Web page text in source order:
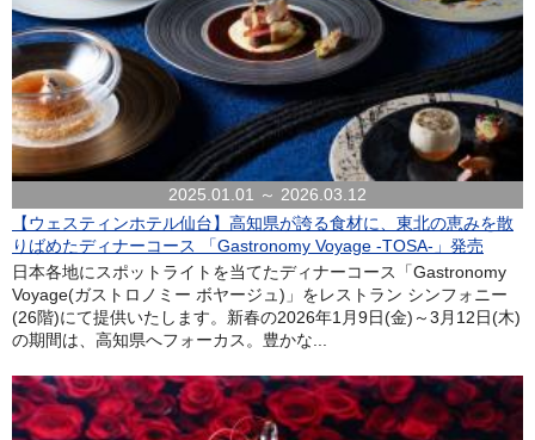
2025.01.01 ～ 2026.03.12
【ウェスティンホテル仙台】高知県が誇る食材に、東北の恵みを散
りばめたディナーコース 「Gastronomy Voyage -TOSA-」発売
日本各地にスポットライトを当てたディナーコース「Gastronomy
Voyage(ガストロノミー ボヤージュ)」をレストラン シンフォニー
(26階)にて提供いたします。新春の2026年1月9日(金)～3月12日(木)
の期間は、高知県へフォーカス。豊かな...